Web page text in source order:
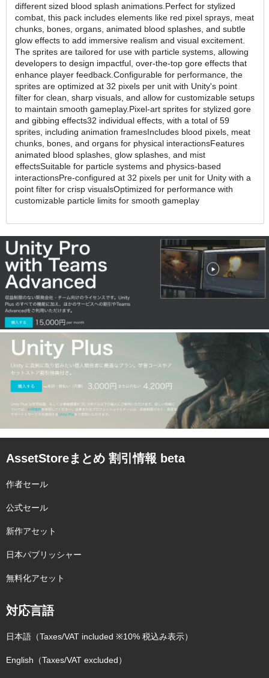
different sized blood splash animations.Perfect for stylized
combat, this pack includes elements like red pixel sprays, meat
chunks, bones, organs, animated blood splashes, and subtle
glow effects to add immersive realism and visual excitement.
The sprites are tailored for use with particle systems, allowing
developers to design impactful, over-the-top gore effects that
enhance player feedback.Configurable for performance, the
sprites are optimized at 32 pixels per unit with Unity's point
filter for clean, sharp visuals, and allow for customizable setups
to maintain smooth gameplay.Pixel-art sprites for stylized gore
and gibbing effects32 individual effects, with a total of 59
sprites, including animation framesIncludes blood pixels, meat
chunks, bones, and organs for physical interactionsFeatures
animated blood splashes, glow splashes, and mist
effectsSuitable for particle systems and physics-based
interactionsPre-configured at 32 pixels per unit for Unity with a
point filter for crisp visualsOptimized for performance with
customizable particle limits for smooth gameplay
AssetStoreまとめ 割引情報 beta
作者セール
公式セール
新作アセット
日本パブリッシャー
無料化アセット
対応言語
日本語（Taxes/VAT included ※10% 税込み表示）
English（Taxes/VAT excluded）